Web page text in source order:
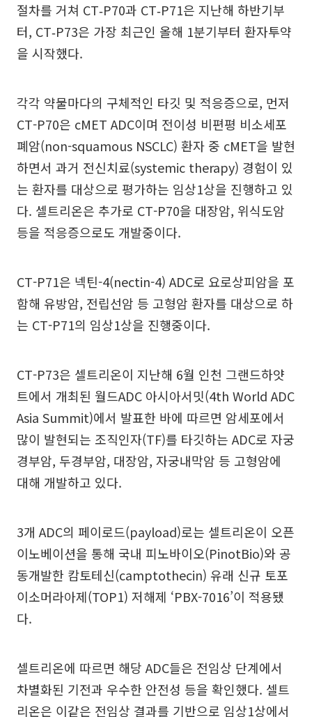
절차를 거쳐 CT‑P70과 CT‑P71은 지난해 하반기부
터, CT‑P73은 가장 최근인 올해 1분기부터 환자투약
을 시작했다.
각각 약물마다의 구체적인 타깃 및 적응증으로, 먼저
CT-P70은 cMET ADC이며 전이성 비편평 비소세포
폐암(non-squamous NSCLC) 환자 중 cMET을 발현
하면서 과거 전신치료(systemic therapy) 경험이 있
는 환자를 대상으로 평가하는 임상1상을 진행하고 있
다. 셀트리온은 추가로 CT-P70을 대장암, 위식도암
등을 적응증으로도 개발중이다.
CT-P71은 넥틴-4(nectin-4) ADC로 요로상피암을 포
함해 유방암, 전립선암 등 고형암 환자를 대상으로 하
는 CT-P71의 임상1상을 진행중이다.
CT-P73은 셀트리온이 지난해 6월 인천 그랜드하얏
트에서 개최된 월드ADC 아시아서밋(4th World ADC
Asia Summit)에서 발표한 바에 따르면 암세포에서
많이 발현되는 조직인자(TF)를 타깃하는 ADC로 자궁
경부암, 두경부암, 대장암, 자궁내막암 등 고형암에
대해 개발하고 있다.
3개 ADC의 페이로드(payload)로는 셀트리온이 오픈
이노베이션을 통해 국내 피노바이오(PinotBio)와 공
동개발한 캄토테신(camptothecin) 유래 신규 토포
이소머라아제(TOP1) 저해제 ‘PBX-7016’이 적용됐
다.
셀트리온에 따르면 해당 ADC들은 전임상 단계에서
차별화된 기전과 우수한 안전성 등을 확인했다. 셀트
리온은 이같은 전임상 결과를 기반으로 임상1상에서